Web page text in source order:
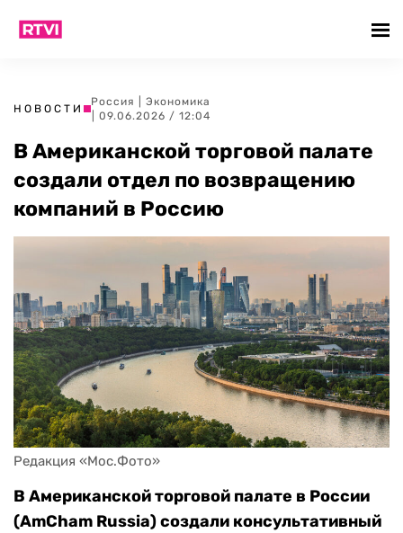
НОВОСТИ
Россия
Экономика
| 09.06.2026 / 12:04
В Американской торговой палате
создали отдел по возвращению
компаний в Россию
Редакция «Мос.Фото»
В Американской торговой палате в России
(AmCham Russia) создали консультативный